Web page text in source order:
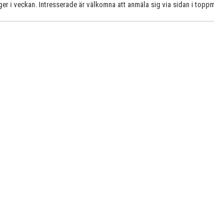
i veckan. Intresserade är välkomna att anmäla sig via sidan i